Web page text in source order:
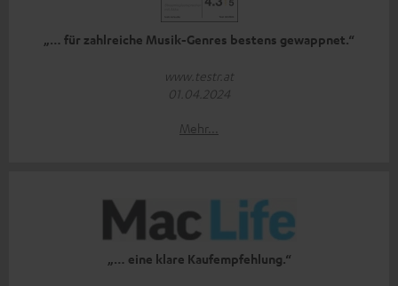
„… für zahlreiche Musik-Genres bestens gewappnet.“
www.testr.at
01.04.2024
Mehr...
„… eine klare Kaufempfehlung.“